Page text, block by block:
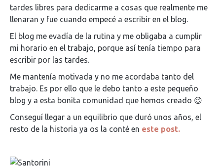
tardes libres para dedicarme a cosas que realmente me
llenaran y fue cuando empecé a escribir en el blog.
El blog me evadía de la rutina y me obligaba a cumplir
mi horario en el trabajo, porque así tenía tiempo para
escribir por las tardes.
Me mantenía motivada y no me acordaba tanto del
trabajo. Es por ello que le debo tanto a este pequeño
blog y a esta bonita comunidad que hemos creado 😉
Conseguí llegar a un equilibrio que duró unos años, el
resto de la historia ya os la conté en este post.